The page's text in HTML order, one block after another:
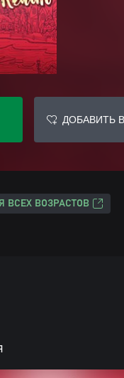
ДОБАВИТЬ
ВСЕХ ВОЗРАСТОВ